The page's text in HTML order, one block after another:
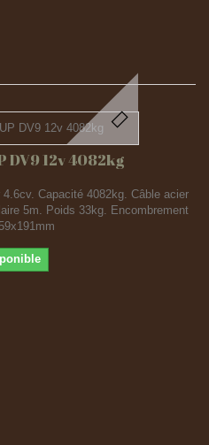
DV9 12v 4082kg
Capacité 4082kg. Câble acier
5m. Poids 33kg. Encombrement